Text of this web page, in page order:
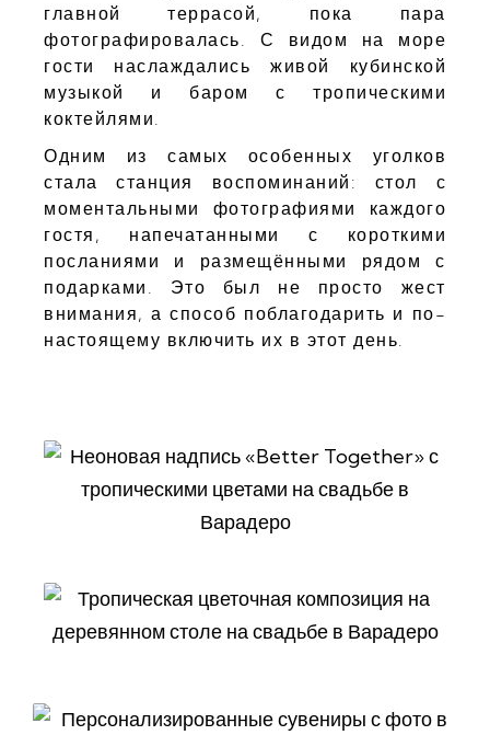
главной террасой, пока пара
фотографировалась. С видом на море
гости наслаждались живой кубинской
музыкой и баром с тропическими
коктейлями.
Одним из самых особенных уголков
стала станция воспоминаний: стол с
моментальными фотографиями каждого
гостя, напечатанными с короткими
посланиями и размещёнными рядом с
подарками. Это был не просто жест
внимания, а способ поблагодарить и по-
настоящему включить их в этот день.